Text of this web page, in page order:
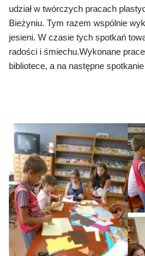
udział w twórczych pracach
Bieżyniu. Tym razem wspólnie
jesieni. W czasie tych spotkań
radości i śmiechu.Wykonane
bibliotece, a na następne